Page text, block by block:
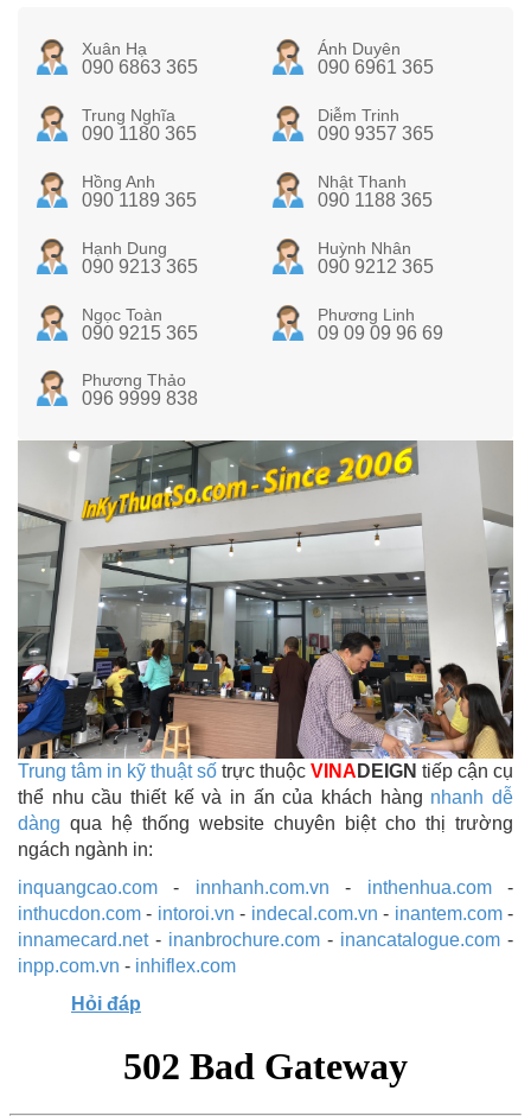
Xuân Hạ
090 6863 365
Ánh Duyên
090 6961 365
Trung Nghĩa
090 1180 365
Diễm Trinh
090 9357 365
Hồng Anh
090 1189 365
Nhật Thanh
090 1188 365
Hạnh Dung
090 9213 365
Huỳnh Nhân
090 9212 365
Ngọc Toàn
090 9215 365
Phương Linh
09 09 09 96 69
Phương Thảo
096 9999 838
Trung tâm in kỹ thuật số trực thuộc VINA DEIGN tiếp cận cụ
thể nhu cầu thiết kế và in ấn của khách hàng nhanh dễ
dàng qua hệ thống website chuyên biệt cho thị trường
ngách ngành in:
inquangcao.com - innhanh.com.vn - inthenhua.com-
inthucdon.com - intoroi.vn - indecal.com.vn - inantem.com-
innamecard.net- inanbrochure.com - inancatalogue.com -
inpp.com.vn - inhiflex.com
Hỏi đáp